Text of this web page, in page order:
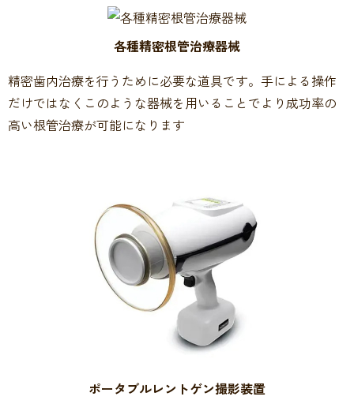
各種精密根管治療器械
精密歯内治療を行うために必要な道具です。手による操作
だけではなくこのような器械を用いることでより成功率の
高い根管治療が可能になります
ポータブルレントゲン撮影装置